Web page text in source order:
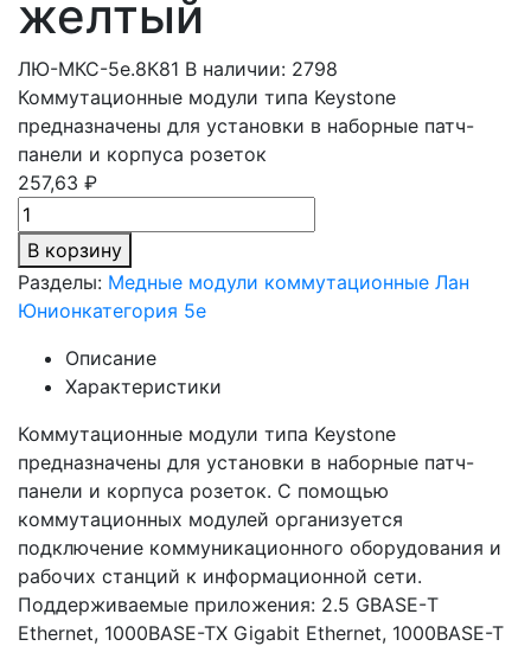
желтый
ЛЮ-МКС-5e.8К81 В наличии: 2798
Коммутационные модули типа Keystone
предназначены для установки в наборные патч-
панели и корпуса розеток
257,63 ₽
В корзину
Разделы: Медные модули коммутационные Лан
Юнионкатегория 5е
Описание
Характеристики
Коммутационные модули типа Keystone
предназначены для установки в наборные патч-
панели и корпуса розеток. С помощью
коммутационных модулей организуется
подключение коммуникационного оборудования и
рабочих станций к информационной сети.
Поддерживаемые приложения: 2.5 GBASE-Т
Ethernet, 1000BASE-TX Gigabit Ethernet, 1000BASE-T